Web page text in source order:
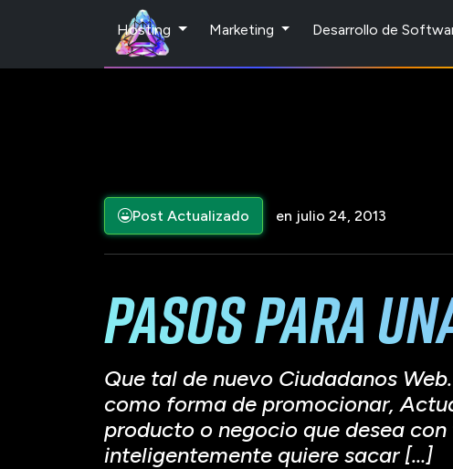
Hosting Marketing Desarrollo de
Post Actualizado en julio 24, 2013
Pasos para
Que tal de nuevo Ciudadanos
como forma de promocionar,
producto o negocio que desea
inteligentemente quiere sacar […]